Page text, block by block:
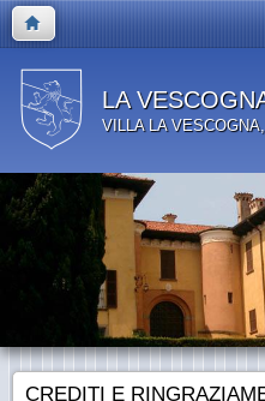
LA
VILLA LA
CREDITI E